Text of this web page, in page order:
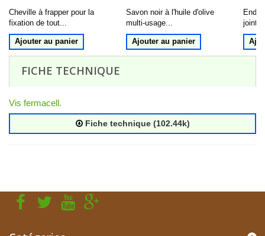
Cheville à frapper pour la
fixation de tout...
Ajouter au panier
Savon noir à l'huile d'olive
multi-usage...
Ajouter au panier
FICHE TECHNIQUE
Vis fermacell.
Fiche technique (102.44k)